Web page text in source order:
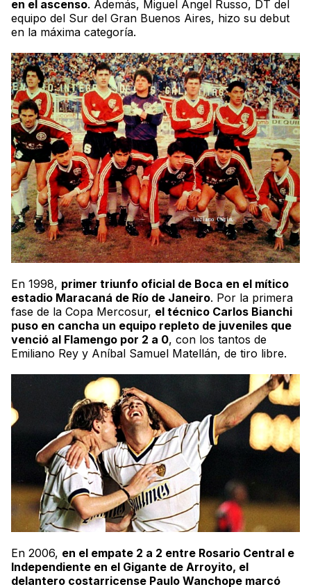
en el ascenso. Además, Miguel Ángel Russo, DT del
equipo del Sur del Gran Buenos Aires, hizo su debut
en la máxima categoría.
En 1998, primer triunfo oficial de Boca en el mítico
estadio Maracaná de Río de Janeiro. Por la primera
fase de la Copa Mercosur, el técnico Carlos Bianchi
puso en cancha un equipo repleto de juveniles que
venció al Flamengo por 2 a 0, con los tantos de
Emiliano Rey y Aníbal Samuel Matellán, de tiro libre.
En 2006, en el empate 2 a 2 entre Rosario Central e
Independiente en el Gigante de Arroyito, el
delantero costarricense Paulo Wanchope marcó